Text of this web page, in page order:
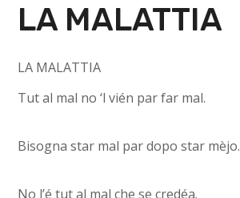
LA MALATTIA
LA MALATTIA
Tut al mal no ‘l vién par far mal.
Bisogna star mal par dopo star mèjo.
No l’é tut al mal che se credéa.